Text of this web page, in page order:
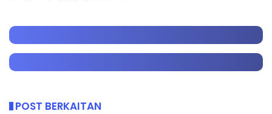
POST BERKAITAN